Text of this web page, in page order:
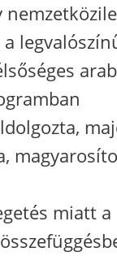
arab
miatt a